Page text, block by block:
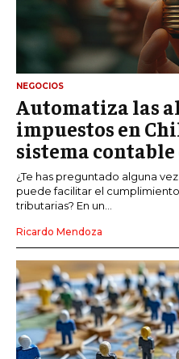
NEGOCIOS
Automatiza las
impuestos en
sistema
¿Te has preguntado alguna
puede facilitar el
tributarias? En un...
Ricardo Mendoza